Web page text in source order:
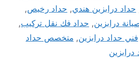
حداد درابزين هندي, حداد رخيص,
درابزين, حداد فك نقل تركيب,
فني حداد درابزين, متخصص حداد
درابزين